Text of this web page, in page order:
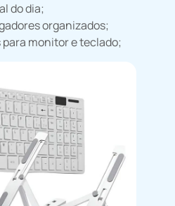
do dia;
organizados;
monitor e teclado;